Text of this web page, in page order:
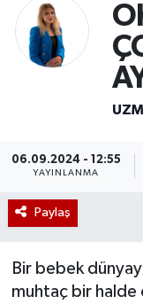
06.09.2024 - 12:55
YAYINLANMA
Paylaş
Bir bebek
muhtaç bir halde
Tüm
Son Dakika